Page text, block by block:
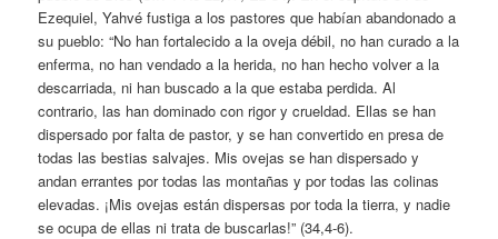
Ezequiel, Yahvé fustiga a los pastores que habían abandonado a
su pueblo: “No han fortalecido a la oveja débil, no han curado a la
enferma, no han vendado a la herida, no han hecho volver a la
descarriada, ni han buscado a la que estaba perdida. Al
contrario, las han dominado con rigor y crueldad. Ellas se han
dispersado por falta de pastor, y se han convertido en presa de
todas las bestias salvajes. Mis ovejas se han dispersado y
andan errantes por todas las montañas y por todas las colinas
elevadas. ¡Mis ovejas están dispersas por toda la tierra, y nadie
se ocupa de ellas ni trata de buscarlas!” (34,4-6).